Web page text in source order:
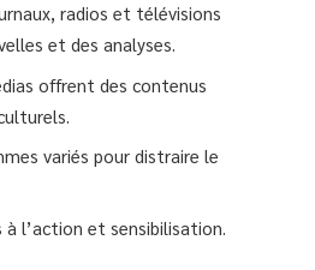
radios et télévisions
et des analyses.
offrent des contenus
variés pour distraire le
à l’action et sensibilisation.